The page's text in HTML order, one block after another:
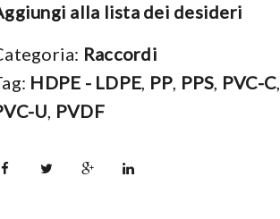
alla lista dei desideri
Raccordi
HDPE - LDPE, PP, PPS, PVC-C,
U, PVDF